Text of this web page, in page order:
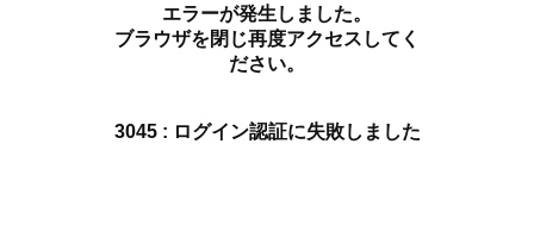
エラーが発生しました。
ブラウザを閉じ再度アクセスしてく
ださい。
3045 : ログイン認証に失敗しました